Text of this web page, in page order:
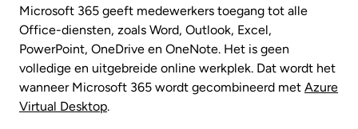
Microsoft 365 geeft medewerkers toegang tot alle
Office-diensten, zoals Word, Outlook, Excel,
PowerPoint, OneDrive en OneNote. Het is geen
volledige en uitgebreide online werkplek. Dat wordt het
wanneer Microsoft 365 wordt gecombineerd met Azure
Virtual Desktop.